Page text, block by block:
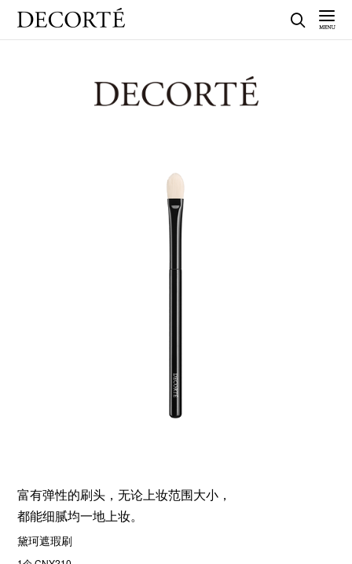
富有弹性的刷头，无论上妆范围大小，
都能细腻均一地上妆。
黛珂遮瑕刷